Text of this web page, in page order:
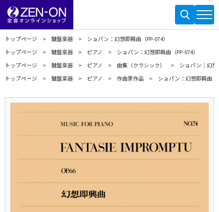
トップページ 鍵盤楽器
ショパン：幻想即興曲（PP-074）
トップページ
鍵盤楽器 ピアノ
ショパン：幻想即興曲（PP-074）
トップページ
鍵盤楽器 ピアノ 曲集（クラシック）
ショパン：幻想
トップページ
鍵盤楽器 ピアノ 作曲家作品 ショパン：幻想即興曲（